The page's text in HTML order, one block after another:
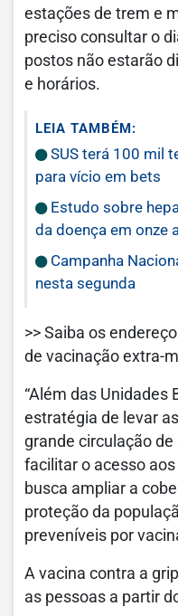
estações de trem e
preciso consultar o
postos não estarão
e horários.
LEIA TAMBÉM:
SUS terá 100 mil
para vício em bets
Estudo sobre
da doença em onze
Campanha
nesta segunda
>> Saiba os
de vacinação extra-
“Além das Unidades
estratégia de levar
grande circulação
facilitar o acesso
busca ampliar a
proteção da
preveníveis por
A vacina contra a
as pessoas a partir